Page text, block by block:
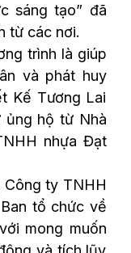
sáng tạo” đã
từ các nơi.
trình là giúp
và phát huy
Kế Tương Lai
ủng hộ từ Nhà
nhựa Đạt
Công ty TNHH
tổ chức về
mong muốn